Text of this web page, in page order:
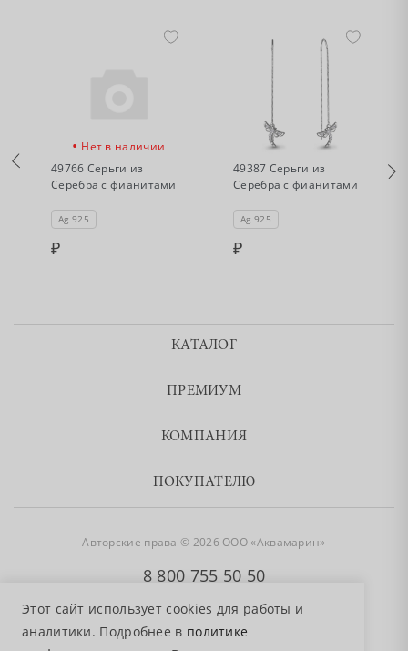
Этот сайт использует cookies для работы и
аналитики. Подробнее в политике
• Нет в наличии
49766 Серьги из
Серебра с фианитами
Ag 925
Нет в наличии
49387 Серьги из
Серебра с фианитами
Ag 925
КАТАЛОГ
ПРЕМИУМ
КОМПАНИЯ
ПОКУПАТЕЛЮ
Авторские права © 2026 ООО «Аквамарин»
8 800 755 50 50